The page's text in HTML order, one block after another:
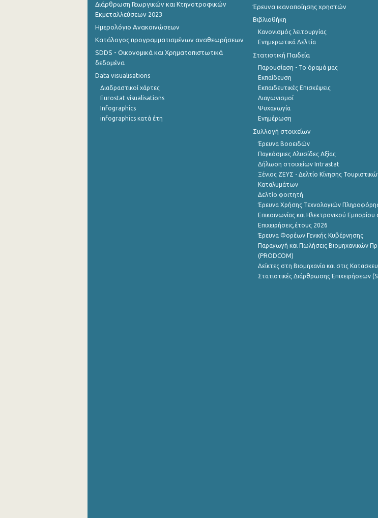
Διάρθρωση Γεωργικών και Κτηνοτροφικών
Εκμεταλλεύσεων 2023
Ημερολόγιο Ανακοινώσεων
Κατάλογος προγραμματισμένων αναθεωρήσεων
SDDS - Οικονομικά και Χρηματοπιστωτικά
δεδομένα
Data visualisations
Διαδραστικοί χάρτες
Eurostat visualisations
Infographics
infographics κατά έτη
Έρευνα ικανοποίησης χρηστών
Βιβλιοθήκη
Κανονισμός λειτουργίας
Ενημερωτικά Δελτία
Στατιστική Παιδεία
Παρουσίαση - Το όραμά μας
Εκπαίδευση
Εκπαιδευτικές Επισκέψεις
Διαγωνισμοί
Ψυχαγωγία
Ενημέρωση
Συλλογή στοιχείων
Έρευνα Βοοειδών
Παγκόσμιες Αλυσίδες Αξίας
Δήλωση στοιχείων Intrastat
Ξένιος ΖΕΥΣ - Δελτίο Κίνησης
Καταλυμάτων
Δελτίο φοιτητή
Έρευνα Χρήσης Τεχνολογιών
Επικοινωνίας και Ηλεκτρονικού Εμπορίου
Επιχειρήσεις,έτους 2026
Έρευνα Φορέων Γενικής Κυβέρνησης
Παραγωγή και Πωλήσεις Βιομηχανικών
(PRODCOM)
Δείκτες στη Βιομηχανία και στις
Στατιστικές Διάρθρωσης Επιχειρήσεων